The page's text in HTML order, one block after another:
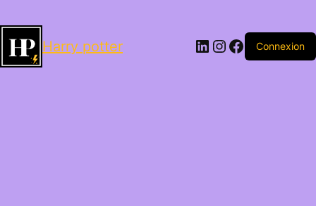
Harry potter LinkedIn
Instagram
Facebook
Connexion